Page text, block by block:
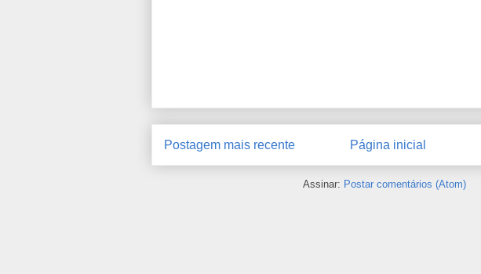
Postagem mais recente Página inicial
Assinar: Postar comentários (Atom)